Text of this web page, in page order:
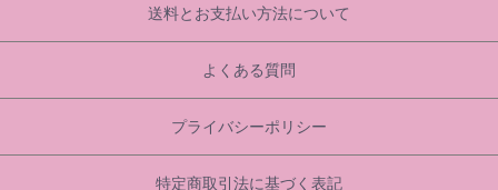
送料とお支払い方法について
よくある質問
プライバシーポリシー
特定商取引法に基づく表記